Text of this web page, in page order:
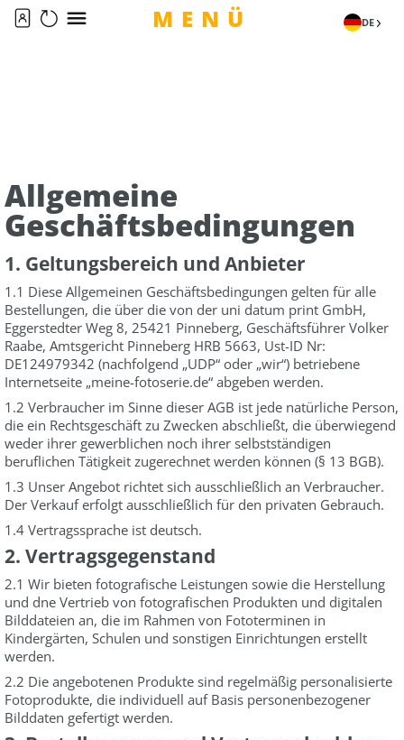
DE
MENÜ
Allgemeine
Geschäftsbedingungen
1. Geltungsbereich und Anbieter
1.1 Diese Allgemeinen Geschäftsbedingungen gelten für alle
Bestellungen, die über die von der uni datum print GmbH,
Eggerstedter Weg 8, 25421 Pinneberg, Geschäftsführer Volker
Raabe, Amtsgericht Pinneberg HRB 5663, Ust-ID Nr:
DE124979342 (nachfolgend „UDP“ oder „wir“) betriebene
Internetseite „meine-fotoserie.de“ abgeben werden.
1.2 Verbraucher im Sinne dieser AGB ist jede natürliche Person,
die ein Rechtsgeschäft zu Zwecken abschließt, die überwiegend
weder ihrer gewerblichen noch ihrer selbstständigen
beruflichen Tätigkeit zugerechnet werden können (§ 13 BGB).
1.3 Unser Angebot richtet sich ausschließlich an Verbraucher.
Der Verkauf erfolgt ausschließlich für den privaten Gebrauch.
1.4 Vertragssprache ist deutsch.
2. Vertragsgegenstand
2.1 Wir bieten fotografische Leistungen sowie die Herstellung
und dne Vertrieb von fotografischen Produkten und digitalen
Bilddateien an, die im Rahmen von Fototerminen in
Kindergärten, Schulen und sonstigen Einrichtungen erstellt
werden.
2.2 Die angebotenen Produkte sind regelmäßig personalisierte
Fotoprodukte, die individuell auf Basis personenbezogener
Bilddaten gefertigt werden.